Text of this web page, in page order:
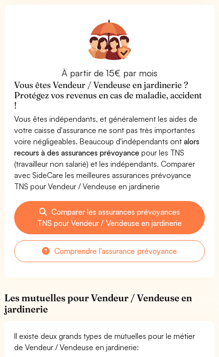
À partir de 15€ par mois
Vous êtes Vendeur / Vendeuse en jardinerie ?
Protégez vos revenus en cas de maladie, accident
!
Vous êtes indépendants, et généralement les aides de
votre caisse d'assurance ne sont pas très importantes
voire négligeables. Beaucoup d'indépendants ontalors
recours à des assurances prévoyance pour les TNS
(travailleur non salarié) et les indépendants. Comparer
avec SideCare les meilleures assurances prévoyance
TNS pour Vendeur / Vendeuse en jardinerie
Comparer les assurances prévoyances
TNS pour Vendeur / Vendeuse en jardinerie
Comprendre l'assurance prévoyance
Les mutuelles pour Vendeur / Vendeuse en
jardinerie
Il existe deux grands types de mutuelles pour le métier
de Vendeur / Vendeuse en jardinerie: